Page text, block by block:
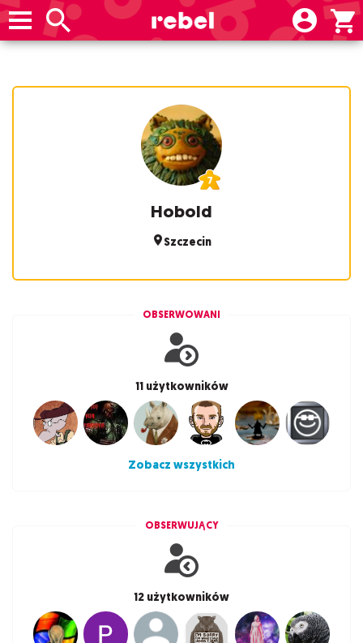
Hobold
Szczecin
OBSERWOWANI
11 użytkowników
Zobacz wszystkich
OBSERWUJĄCY
12 użytkowników